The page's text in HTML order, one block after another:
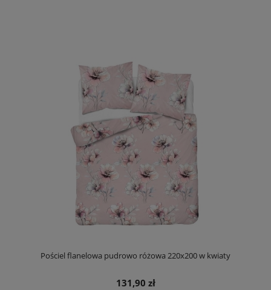
Pościel flanelowa pudrowo różowa 220x200 w kwiaty
131,90 zł